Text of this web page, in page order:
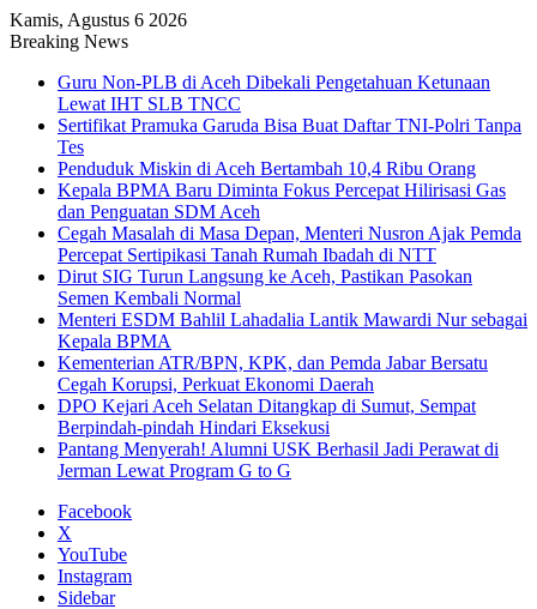
Kamis, Agustus 6 2026
Breaking News
Guru Non-PLB di Aceh Dibekali Pengetahuan Ketunaan
Lewat IHT SLB TNCC
Sertifikat Pramuka Garuda Bisa Buat Daftar TNI-Polri Tanpa
Tes
Penduduk Miskin di Aceh Bertambah 10,4 Ribu Orang
Kepala BPMA Baru Diminta Fokus Percepat Hilirisasi Gas
dan Penguatan SDM Aceh
Cegah Masalah di Masa Depan, Menteri Nusron Ajak Pemda
Percepat Sertipikasi Tanah Rumah Ibadah di NTT
Dirut SIG Turun Langsung ke Aceh, Pastikan Pasokan
Semen Kembali Normal
Menteri ESDM Bahlil Lahadalia Lantik Mawardi Nur sebagai
Kepala BPMA
Kementerian ATR/BPN, KPK, dan Pemda Jabar Bersatu
Cegah Korupsi, Perkuat Ekonomi Daerah
DPO Kejari Aceh Selatan Ditangkap di Sumut, Sempat
Berpindah-pindah Hindari Eksekusi
Pantang Menyerah! Alumni USK Berhasil Jadi Perawat di
Jerman Lewat Program G to G
Facebook
X
YouTube
Instagram
Sidebar